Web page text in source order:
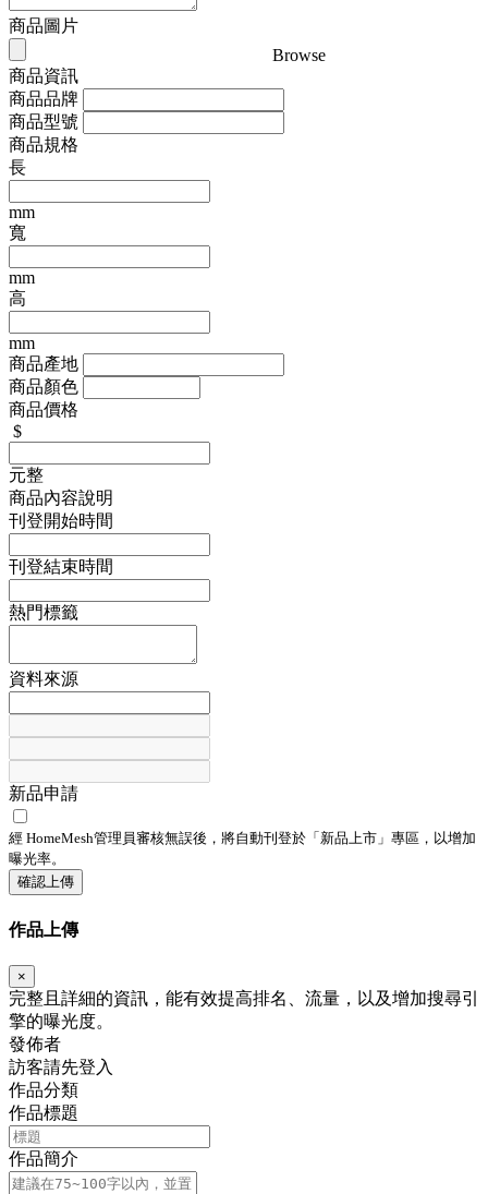
商品圖片
Browse
商品資訊
商品品牌
商品型號
商品規格
長
mm
寬
mm
高
mm
商品產地
商品顏色
商品價格
$
元整
商品內容說明
刊登開始時間
刊登結束時間
熱門標籤
資料來源
新品申請
經 HomeMesh管理員審核無誤後，將自動刊登於「 新品上市 」專區，以增加
曝光率。
確認上傳
作品上傳
×
完整且詳細的資訊，能有效提高排名、流量，以及增加搜尋引
擎的曝光度。
發佈者
訪客請先登入
作品分類
作品標題
作品簡介